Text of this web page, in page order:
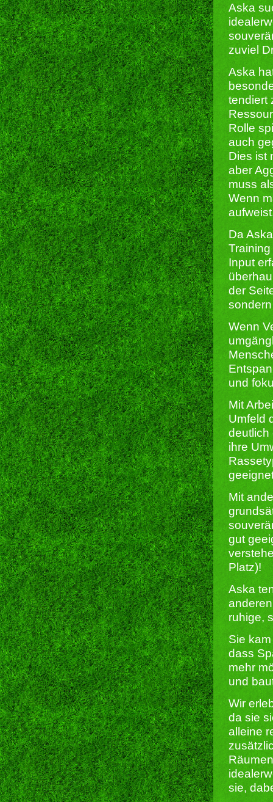
Aska
zuviel
Aska
tendiert
Rolle
auch
Dies ist
aber
muss
Wenn
Da
Input
der
Wenn
und
Mit
Umfeld
deutlich
ihre
Mit
gut
Platz)!
Aska
ruhige,
Sie
dass
mehr
und
Wir
da sie
alleine
sie,